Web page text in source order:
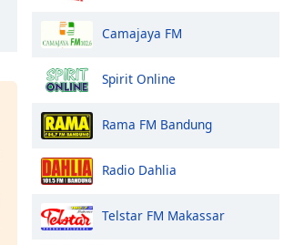
Camajaya FM
Spirit Online
Rama FM Bandung
Radio Dahlia
Telstar FM Makassar